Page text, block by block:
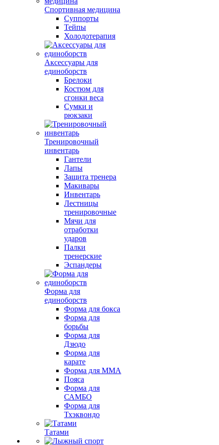
Спортивная медицина
Суппорты
Тейпы
Холодотерапия
Аксессуары для
единоборств
Брелоки
Костюм для
сгонки веса
Сумки и
рюкзаки
Тренировочный
инвентарь
Гантели
Лапы
Защита тренера
Макивары
Инвентарь
Лестницы
тренировочные
Мячи для
отработки
ударов
Палки
тренерские
Эспандеры
Форма для
единоборств
Форма для бокса
Форма для
борьбы
Форма для
Дзюдо
Форма для
карате
Форма для MMA
Пояса
Форма для
САМБО
Форма для
Тхэквондо
Татами